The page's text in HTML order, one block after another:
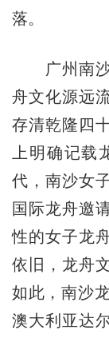
落。
广州南沙
舟文化源远
存清乾隆四
上明确记
代，南沙女
国际龙舟邀
性的女子龙
依旧，龙舟
如此，南沙
澳大利亚达